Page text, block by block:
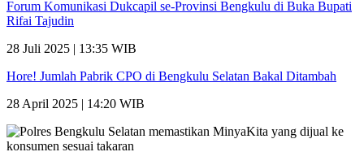
Forum Komunikasi Dukcapil se-Provinsi Bengkulu di Buka Bupati
Rifai Tajudin
28 Juli 2025 | 13:35 WIB
Hore! Jumlah Pabrik CPO di Bengkulu Selatan Bakal Ditambah
28 April 2025 | 14:20 WIB